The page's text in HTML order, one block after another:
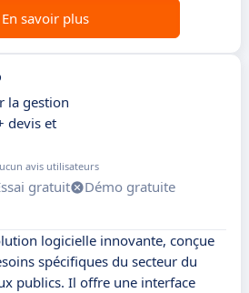
En savoir plus
la gestion
devis et
avis utilisateurs
gratuit
Démo gratuite
logicielle innovante, conçue
spécifiques du secteur du
publics. Il offre une interface